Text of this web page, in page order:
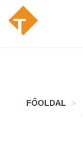
FŐOLDAL